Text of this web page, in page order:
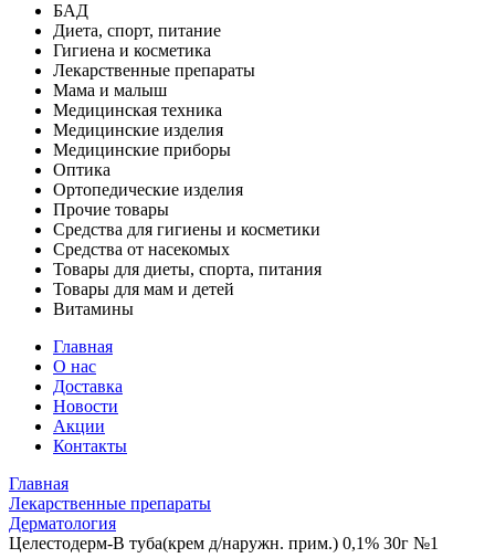
БАД
Диета, спорт, питание
Гигиена и косметика
Лекарственные препараты
Мама и малыш
Медицинская техника
Медицинские изделия
Медицинские приборы
Оптика
Ортопедические изделия
Прочие товары
Средства для гигиены и косметики
Средства от насекомых
Товары для диеты, спорта, питания
Товары для мам и детей
Витамины
Главная
О нас
Доставка
Новости
Акции
Контакты
Главная
Лекарственные препараты
Дерматология
Целестодерм-В туба(крем д/наружн. прим.) 0,1% 30г №1